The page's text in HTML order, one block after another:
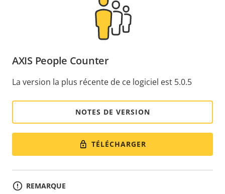
AXIS People Counter
La version la plus récente de ce logiciel est 5.0.5
NOTES DE VERSION
TÉLÉCHARGER
REMARQUE